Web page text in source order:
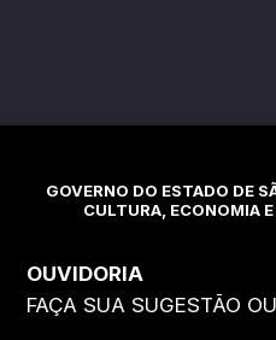
GOVERNO DO ESTADO DE
CULTURA, ECONOMIA
OUVIDORIA
FAÇA SUA SUGESTÃO